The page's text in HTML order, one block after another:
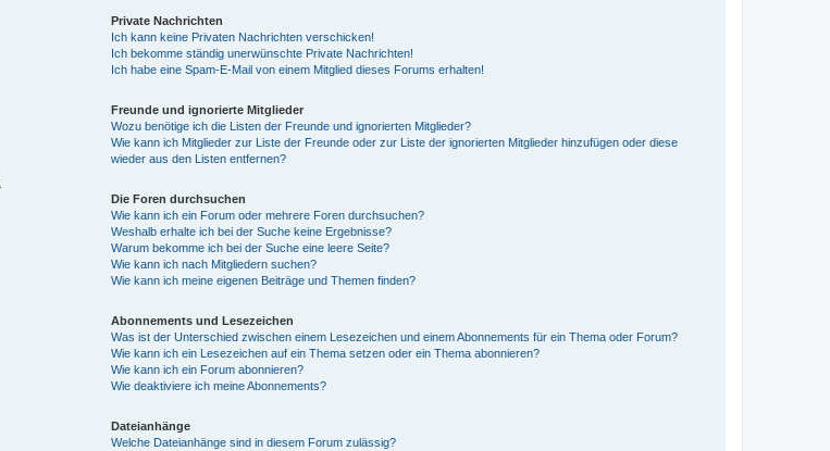
Private Nachrichten
Ich kann keine Privaten Nachrichten verschicken!
Ich bekomme ständig unerwünschte Private Nachrichten!
Ich habe eine Spam-E-Mail von einem Mitglied dieses Forums erhalten!
Freunde und ignorierte Mitglieder
Wozu benötige ich die Listen der Freunde und ignorierten Mitglieder?
Wie kann ich Mitglieder zur Liste der Freunde oder zur Liste der ignorierten Mitglieder hinzufügen oder diese
wieder aus den Listen entfernen?
Die Foren durchsuchen
Wie kann ich ein Forum oder mehrere Foren durchsuchen?
Weshalb erhalte ich bei der Suche keine Ergebnisse?
Warum bekomme ich bei der Suche eine leere Seite?
Wie kann ich nach Mitgliedern suchen?
Wie kann ich meine eigenen Beiträge und Themen finden?
Abonnements und Lesezeichen
Was ist der Unterschied zwischen einem Lesezeichen und einem Abonnements für ein Thema oder Forum?
Wie kann ich ein Lesezeichen auf ein Thema setzen oder ein Thema abonnieren?
Wie kann ich ein Forum abonnieren?
Wie deaktiviere ich meine Abonnements?
Dateianhänge
Welche Dateianhänge sind in diesem Forum zulässig?